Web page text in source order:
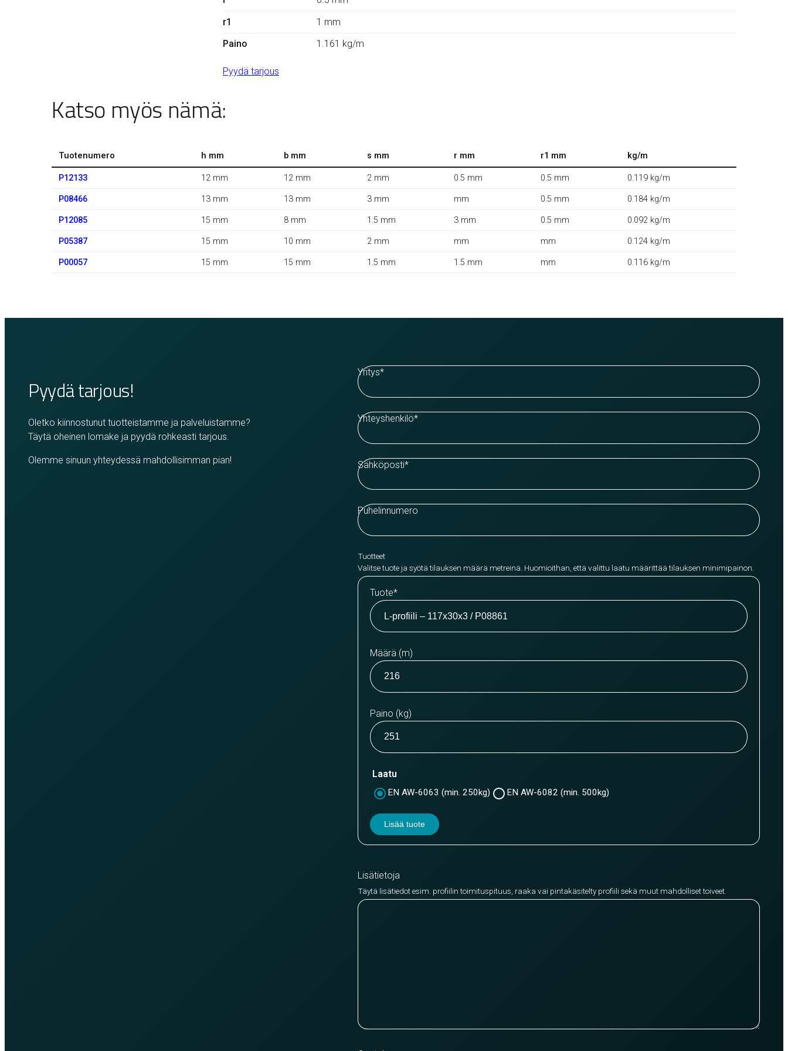
r1
1 mm
Paino
1.161 kg/m
Pyydä tarjous
Katso myös nämä:
Tuotenumero h mm b mm s mm r mm r1 mm kg/m
P12133 12 mm 12 mm 2 mm 0.5 mm 0.5 mm 0.119 kg/m
P08466 13 mm 13 mm 3 mm mm 0.5 mm 0.184 kg/m
P12085 15 mm 8 mm 1.5 mm 3 mm 0.5 mm 0.092 kg/m
P05387 15 mm 10 mm 2 mm mm mm 0.124 kg/m
P00057 15 mm 15 mm 1.5 mm 1.5 mm mm 0.116 kg/m
Pyydä tarjous!
Oletko kiinnostunut tuotteistamme ja palveluistamme?
Täytä oheinen lomake ja pyydä rohkeasti tarjous.
Olemme sinuun yhteydessä mahdollisimman pian!
Yritys*
Yhteyshenkilö*
Sähköposti*
Puhelinnumero
Tuotteet
Valitse tuote ja syötä tilauksen määrä metreinä. Huomioithan, että valittu laatu määrittää tilauksen minimipainon.
Tuote*
Määrä (m)
Paino (kg)
Laatu
EN AW-6063 (min. 250kg) EN AW-6082 (min. 500kg)
Lisää tuote
Lisätietoja
Täytä lisätiedot esim. profiilin toimituspituus, raaka vai pintakäsitelty profiili sekä muut mahdolliset toiveet.